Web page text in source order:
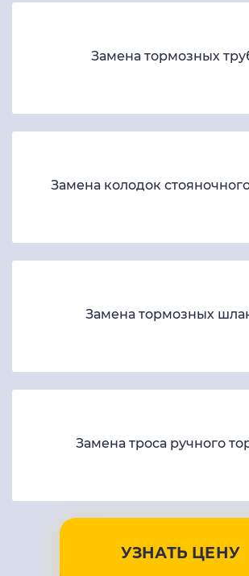
Замена тормозных
Замена колодок
Замена тормозных
Замена троса ручного
УЗНАТЬ ЦЕНУ